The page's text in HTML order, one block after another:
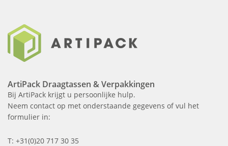
ArtiPack Draagtassen & Verpakkingen
Bij ArtiPack krijgt u persoonlijke hulp.
Neem contact op met onderstaande gegevens of vul het
formulier in:
T: +31(0)20 717 30 35